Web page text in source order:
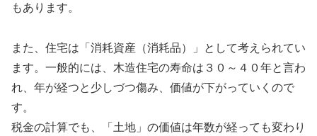
もあります。
また、住宅は「消耗資産（消耗品）」として考えられてい
ます。 一般的には、木造住宅の寿命は３０～４０年と言わ
れ、 年が経つと少しづつ傷み、価値が下がっていくので
す。
税金の計算でも、「土地」 の価値は年数が経っても変わり